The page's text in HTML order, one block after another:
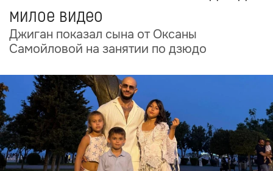
милое видео
Джиган показал сына от Оксаны
Самойловой на занятии по дзюдо